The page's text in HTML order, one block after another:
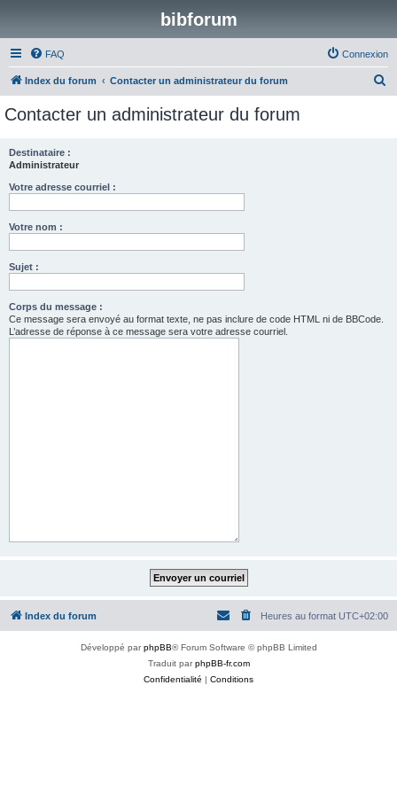
bibforum
FAQ Connexion
Index du forum Contacter un administrateur du forum
Contacter un administrateur du forum
Destinataire :
Administrateur
Votre adresse courriel :
Votre nom :
Sujet :
Corps du message :
Ce message sera envoyé au format texte, ne pas inclure de code HTML ni de BBCode.
L’adresse de réponse à ce message sera votre adresse courriel.
Index du forum Heures au format UTC+02:00
Développé parphpBB® Forum Software © phpBB Limited
Traduit parphpBB-fr.com
Confidentialité | Conditions